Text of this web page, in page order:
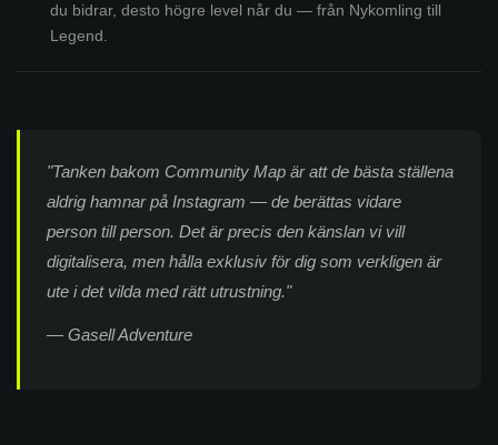
du bidrar, desto högre level når du — från Nykomling till
Legend.
"Tanken bakom Community Map är att de bästa ställena
aldrig hamnar på Instagram — de berättas vidare
person till person. Det är precis den känslan vi vill
digitalisera, men hålla exklusiv för dig som verkligen är
ute i det vilda med rätt utrustning."
— Gasell Adventure